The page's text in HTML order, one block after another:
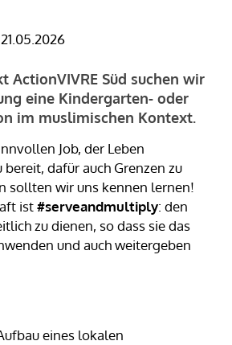
ActionVIVRE Süd suchen wir
eine Kindergarten- oder
im muslimischen Kontext.
Job, der Leben
dafür auch Grenzen zu
sollten wir uns kennen lernen!
ist#serveandmultiply: den
zu dienen, so dass sie das
und auch weitergeben
eines lokalen